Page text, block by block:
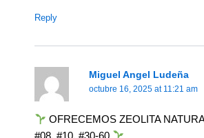
Reply
Miguel Angel Ludeña
octubre 16, 2025 at 11:21 am
OFRECEMOS ZEOLITA